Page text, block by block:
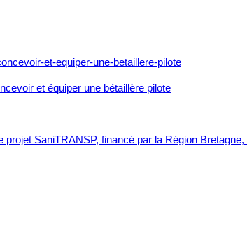
et équiper une bétaillère pilote
SaniTRANSP, financé par la Région